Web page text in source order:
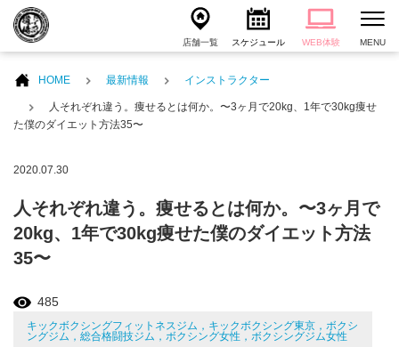
店舗一覧 スケジュール WEB体験 MENU
HOME 最新情報 インストラクター
人それぞれ違う。痩せるとは何か。〜3ヶ月で20kg、1年で30kg痩せ
た僕のダイエット方法35〜
2020.07.30
人それぞれ違う。痩せるとは何か。〜3ヶ月で
20kg、1年で30kg痩せた僕のダイエット方法
35〜
485
キックボクシングフィットネスジム，キックボクシング東京，ボクシ
ングジム，総合格闘技ジム，ボクシング女性，ボクシングジム女性